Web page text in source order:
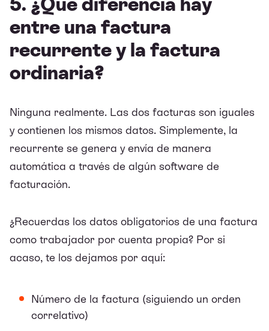
entre una factura
recurrente y la factura
ordinaria?
Ninguna realmente. Las dos facturas son iguales
y contienen los mismos datos. Simplemente, la
recurrente se genera y envía de manera
automática a través de algún software de
facturación.
¿Recuerdas los datos obligatorios de una factura
como trabajador por cuenta propia? Por si
acaso, te los dejamos por aquí:
Número de la factura (siguiendo un orden
correlativo)